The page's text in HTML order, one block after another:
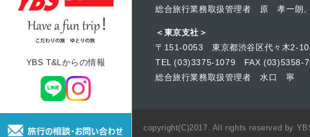
YBS T&Lからの情報
総合旅行業務取扱管理者 原 孝一朗
＜東京支社＞
〒151-0053 東京都渋谷区代々木2-
TEL (03)3375-1079 FAX (03)5358-
総合旅行業務取扱管理者 水口 寧
copyright(C)2017. All rights reserved by